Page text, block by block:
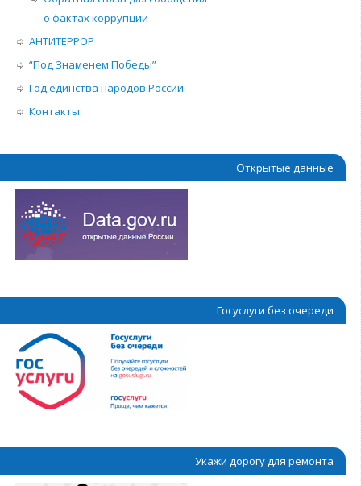
о фактах коррупции
АНТИТЕРРОР
“Под Знаменем Победы”
Год единства народов России
Контакты
Открытые данные
Госуслуги без очереди
Укажи дорогу для ремонта